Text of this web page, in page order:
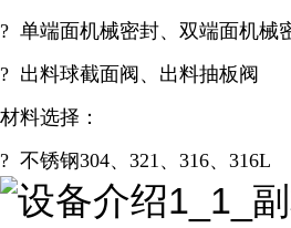
? 单端面机械密封、双端面机械
? 出料球截面阀、出料抽板阀
材料选择：
? 不锈钢304、321、316、316L